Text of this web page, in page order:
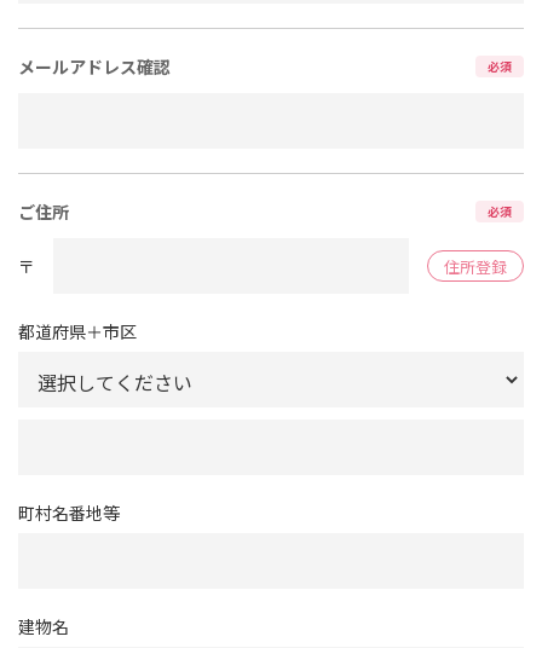
メールアドレス確認 必須
ご住所 必須
〒 住所登録
都道府県＋市区
町村名番地等
建物名